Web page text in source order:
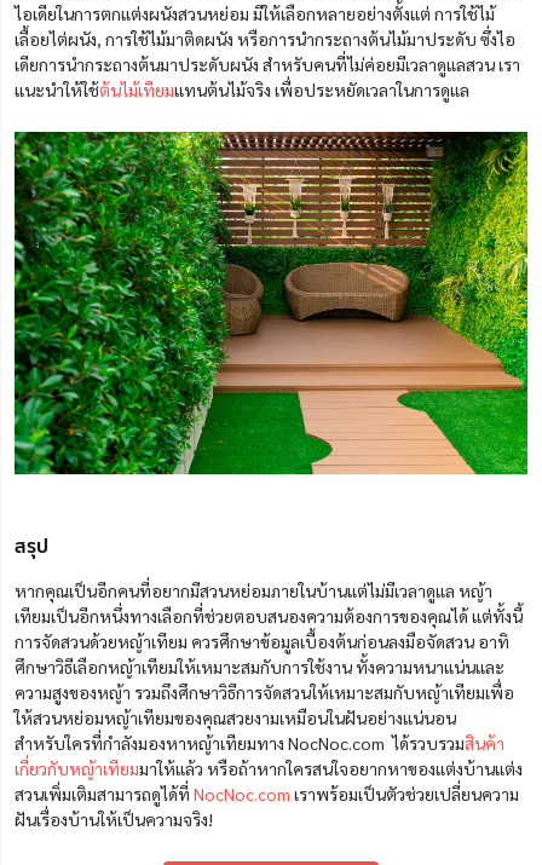
ไอเดียในการตกแต่งผนังสวนหย่อม มีให้เลือกหลายอย่างตั้งแต่ การใช้ไม้
เลื้อยไต่ผนัง, การใช้ไม้มาติดผนัง หรือการนำกระถางต้นไม้มาประดับ ซึ่งไอ
เดียการนำกระถางต้นมาประดับผนัง สำหรับคนที่ไม่ค่อยมีเวลาดูแลสวน เรา
แนะนำให้ใช้ต้นไม้เทียมแทนต้นไม้จริง เพื่อประหยัดเวลาในการดูแล
สรุป
หากคุณเป็นอีกคนที่อยากมีสวนหย่อมภายในบ้านแต่ไม่มีเวลาดูแล หญ้า
เทียมเป็นอีกหนึ่งทางเลือกที่ช่วยตอบสนองความต้องการของคุณได้ แต่ทั้งนี้
การจัดสวนด้วยหญ้าเทียม ควรศึกษาข้อมูลเบื้องต้นก่อนลงมือจัดสวน อาทิ
ศึกษาวิธีเลือกหญ้าเทียมให้เหมาะสมกับการใช้งาน ทั้งความหนาแน่นและ
ความสูงของหญ้า รวมถึงศึกษาวิธีการจัดสวนให้เหมาะสมกับหญ้าเทียมเพื่อ
ให้สวนหย่อมหญ้าเทียมของคุณสวยงามเหมือนในฝันอย่างแน่นอน
สำหรับใครที่กำลังมองหาหญ้าเทียมทาง NocNoc.com ได้รวบรวมสินค้า
เกี่ยวกับหญ้าเทียมมาให้แล้ว หรือถ้าหากใครสนใจอยากหาของแต่งบ้านแต่ง
สวนเพิ่มเติมสามารถดูได้ที่ NocNoc.com เราพร้อมเป็นตัวช่วยเปลี่ยนความ
ฝันเรื่องบ้านให้เป็นความจริง!